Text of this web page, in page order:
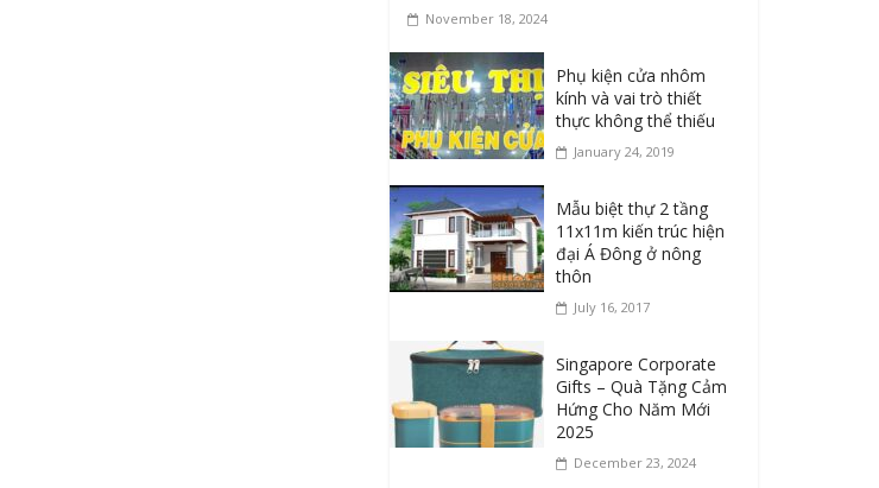
November 18, 2024
Phụ kiện cửa nhôm
kính và vai trò thiết
thực không thể thiếu
January 24, 2019
Mẫu biệt thự 2 tầng
11x11m kiến trúc hiện
đại Á Đông ở nông
thôn
July 16, 2017
Singapore Corporate
Gifts – Quà Tặng Cảm
Hứng Cho Năm Mới
2025
December 23, 2024